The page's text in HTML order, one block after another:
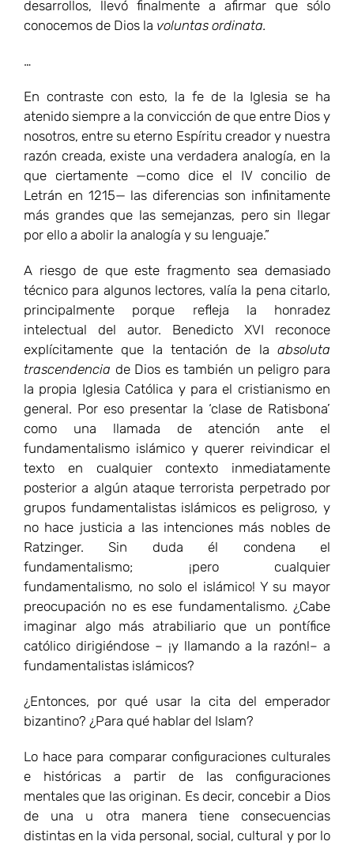
desarrollos, llevó finalmente a afirmar que sólo
conocemos de Dios la voluntas ordinata.
…
En contraste con esto, la fe de la Iglesia se ha
atenido siempre a la convicción de que entre Dios y
nosotros, entre su eterno Espíritu creador y nuestra
razón creada, existe una verdadera analogía, en la
que ciertamente —como dice el IV concilio de
Letrán en 1215— las diferencias son infinitamente
más grandes que las semejanzas, pero sin llegar
por ello a abolir la analogía y su lenguaje.”
A riesgo de que este fragmento sea demasiado
técnico para algunos lectores, valía la pena citarlo,
principalmente porque refleja la honradez
intelectual del autor. Benedicto XVI reconoce
explícitamente que la tentación de la absoluta
trascendencia de Dios es también un peligro para
la propia Iglesia Católica y para el cristianismo en
general. Por eso presentar la ‘clase de Ratisbona’
como una llamada de atención ante el
fundamentalismo islámico y querer reivindicar el
texto en cualquier contexto inmediatamente
posterior a algún ataque terrorista perpetrado por
grupos fundamentalistas islámicos es peligroso, y
no hace justicia a las intenciones más nobles de
Ratzinger. Sin duda él condena el
fundamentalismo; ¡pero cualquier
fundamentalismo, no solo el islámico! Y su mayor
preocupación no es ese fundamentalismo. ¿Cabe
imaginar algo más atrabiliario que un pontífice
católico dirigiéndose – ¡y llamando a la razón!– a
fundamentalistas islámicos?
¿Entonces, por qué usar la cita del emperador
bizantino? ¿Para qué hablar del Islam?
Lo hace para comparar configuraciones culturales
e históricas a partir de las configuraciones
mentales que las originan. Es decir, concebir a Dios
de una u otra manera tiene consecuencias
distintas en la vida personal, social, cultural y por lo